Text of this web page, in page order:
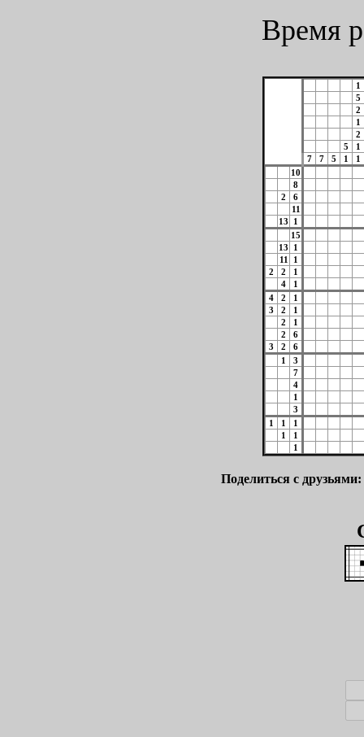
Время
1
5
2
1
2
5
1
7
7 5 1
1
10
8
2
6
11
13
1
15
13
1
11
1
2
2
1
4
1
4
2
1
3
2
1
2
1
2
6
3
2
6
1
3
7
4
1
3
1
1
1
1
1
1
Поделиться с друзьями: